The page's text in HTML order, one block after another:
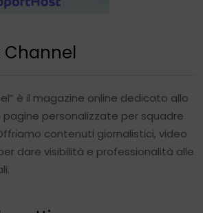
Channel
è il magazine online dedicato allo
personalizzate per squadre
contenuti giornalistici, video
dare visibilità e professionalità alle